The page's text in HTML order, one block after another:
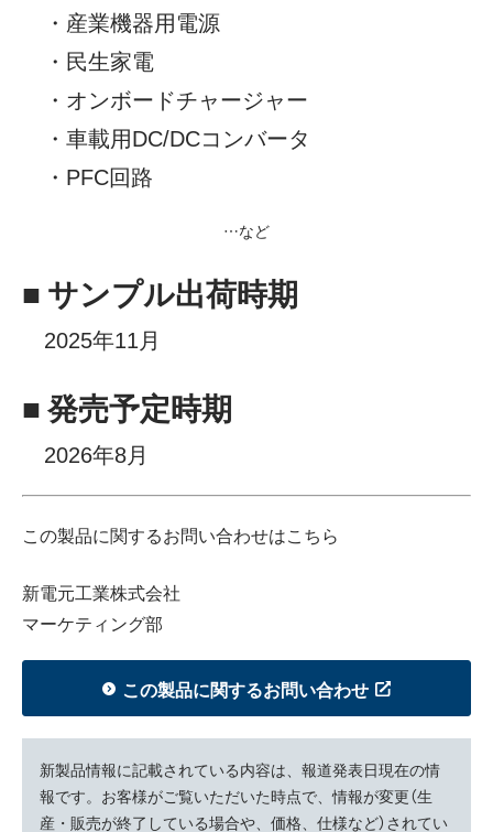
・産業機器用電源
・民生家電
・オンボードチャージャー
・車載用DC/DCコンバータ
・PFC回路
…など
■ サンプル出荷時期
2025年11月
■ 発売予定時期
2026年8月
この製品に関するお問い合わせはこちら
新電元工業株式会社
マーケティング部
この製品に関するお問い合わせ
新製品情報に記載されている内容は、報道発表日現在の情
報です。お客様がご覧いただいた時点で、情報が変更（生
産・販売が終了している場合や、価格、仕様など）されてい